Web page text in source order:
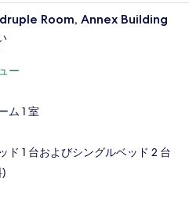
具、羽毛の掛け布団、低反発ベッド、
Family Quadruple
Room, Annex Building
ー
ム 1 室
ド 1 台およびシングルベッド 2 台